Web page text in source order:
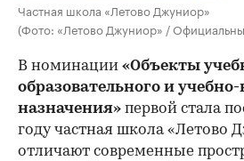
Частная школа «Летово Джуниор»
(Фото: «Летово Джуниор» /
В номинации «Объекты
образовательного и
назначения» первой стала
году частная школа «Летово
отличают современные